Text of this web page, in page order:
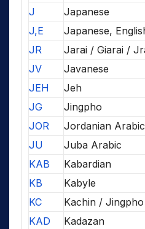
J
Japanese
J,E
Japanese,
JR
Jarai / Giarai /
JV
Javanese
JEH
Jeh
JG
Jingpho
JOR
Jordanian Arabic
JU
Juba Arabic
KAB
Kabardian
KB
Kabyle
KC
Kachin / Jingpho
KAD
Kadazan